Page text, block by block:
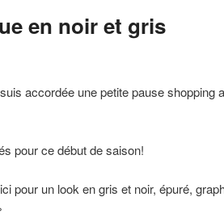
en noir et gris
accordée une petite pause shopping
pour ce début de saison!
pour un look en gris et noir, épuré,